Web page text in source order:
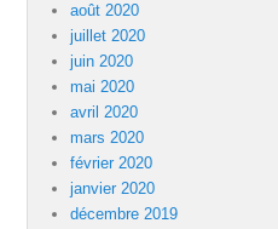
août 2020
juillet 2020
juin 2020
mai 2020
avril 2020
mars 2020
février 2020
janvier 2020
décembre 2019